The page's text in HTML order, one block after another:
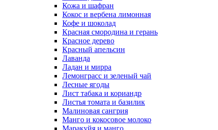
Кожа и шафран
Кокос и вербена лимонная
Кофе и шоколад
Красная смородина и герань
Красное дерево
Красный апельсин
Лаванда
Ладан и мирра
Лемонграсс и зеленый чай
Лесные ягоды
Лист табака и кориандр
Листья томата и базилик
Малиновая сангрия
Манго и кокосовое молоко
Маракуйя и манго